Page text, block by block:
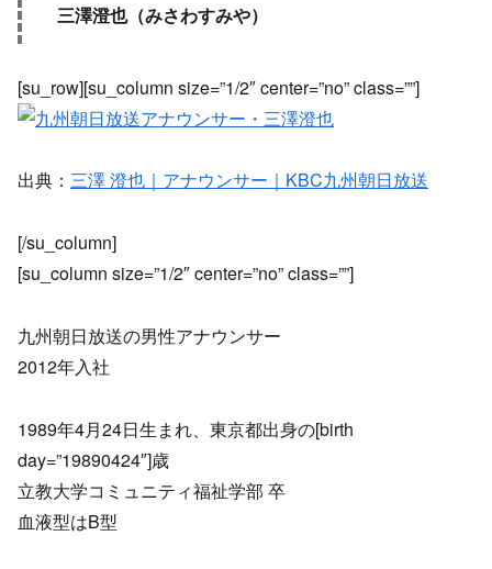
三澤澄也（みさわすみや）
[su_row][su_column size=”1/2″ center=”no” class=””]
出典： 三澤 澄也｜アナウンサー｜KBC九州朝日放送
[/su_column]
[su_column size=”1/2″ center=”no” class=””]
九州朝日放送の男性アナウンサー
2012年入社
1989年4月24日生まれ、東京都出身の[birth
day=”19890424″]歳
立教大学コミュニティ福祉学部 卒
血液型はB型